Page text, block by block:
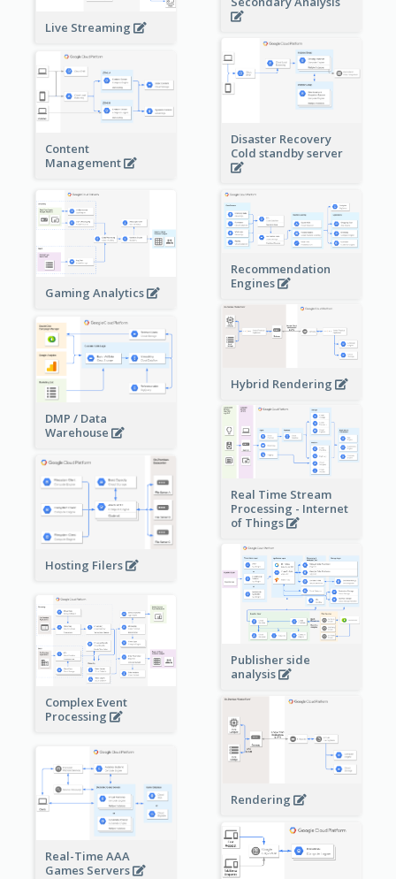
Live Streaming
Disaster Recovery
Cold standby server
Content
Management
Gaming Analytics
Recommendation
Engines
Hybrid Rendering
DMP / Data
Warehouse
Real Time Stream
Processing - Internet
of Things
Hosting Filers
Publisher side
analysis
Complex Event
Processing
Rendering
Real-Time AAA
Games Servers